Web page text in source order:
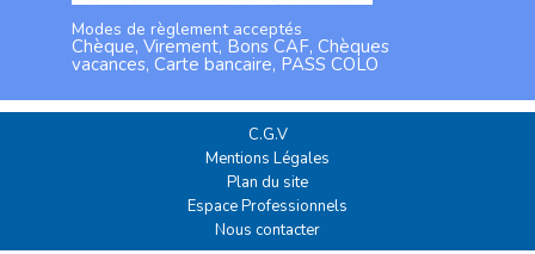
Modes de règlement acceptés
Chèque, Virement, Bons CAF, Chèques
vacances, Carte bancaire, PASS COLO
C.G.V
Mentions Légales
Plan du site
Espace Professionnels
Nous contacter